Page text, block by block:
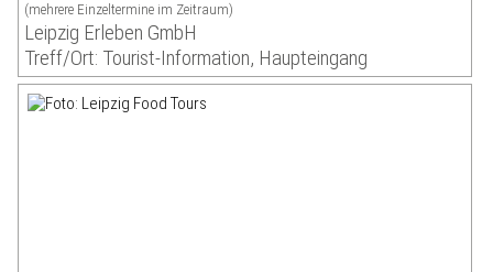
(mehrere Einzeltermine im Zeitraum)
Leipzig Erleben GmbH
Treff/Ort: Tourist-Information, Haupteingang